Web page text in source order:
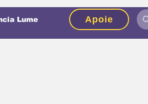
Lume Apoie